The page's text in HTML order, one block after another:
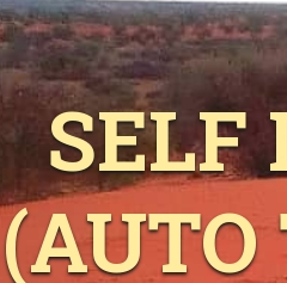
SELF
(AUTO